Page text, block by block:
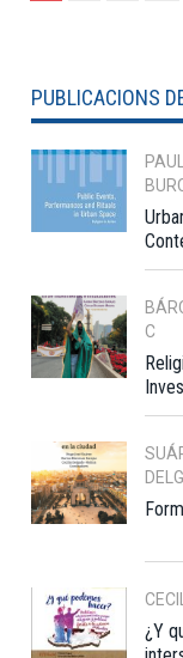
PUBLICACIONS
C
¿Y